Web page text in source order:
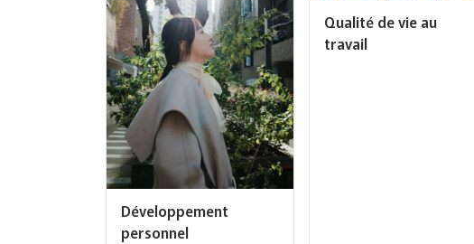
Développement
personnel
Qualité de vie au
travail